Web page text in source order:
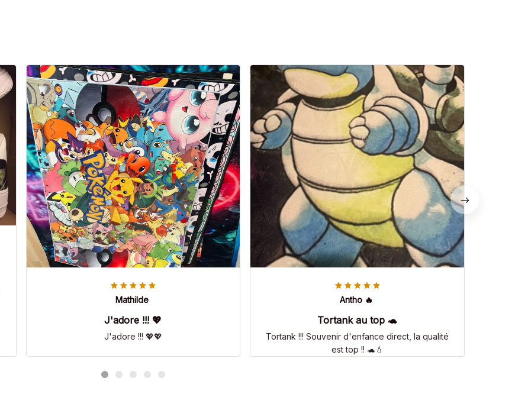
Mathilde
J'adore !!! 💖
J'adore !!! 💖💖
Antho 🔥
Tortank au top 🐢
Tortank !!! Souvenir d'enfance direct, la qualité
est top !! 🐢💧